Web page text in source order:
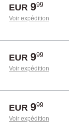
EUR 999
Voir expédition
EUR 999
Voir expédition
EUR 999
Voir expédition